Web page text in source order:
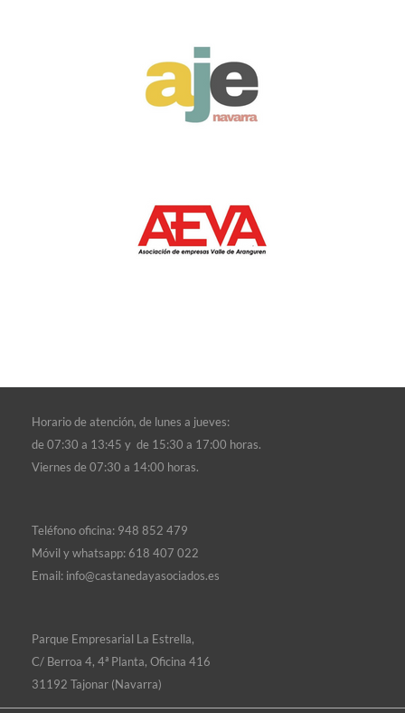
Horario de atención, de lunes a jueves:
de 07:30 a 13:45 y de 15:30 a 17:00 horas.
Viernes de 07:30 a 14:00 horas.
Teléfono oficina: 948 852 479
Móvil y whatsapp:618 407 022
Email: info@castanedayasociados.es
Parque Empresarial La Estrella,
C/ Berroa 4, 4ª Planta, Oficina 416
31192 Tajonar (Navarra)